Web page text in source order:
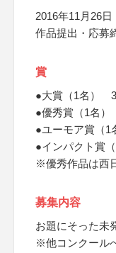
2016年11月26日
作品提出・応募
賞
●大賞（1名）
●優秀賞（1名
●ユーモア賞（
●インパクト賞
※優秀作品は西
募集内容
お題にそった未
※他コンクール